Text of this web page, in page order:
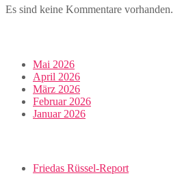
Es sind keine Kommentare vorhanden.
Mai 2026
April 2026
März 2026
Februar 2026
Januar 2026
Friedas Rüssel-Report